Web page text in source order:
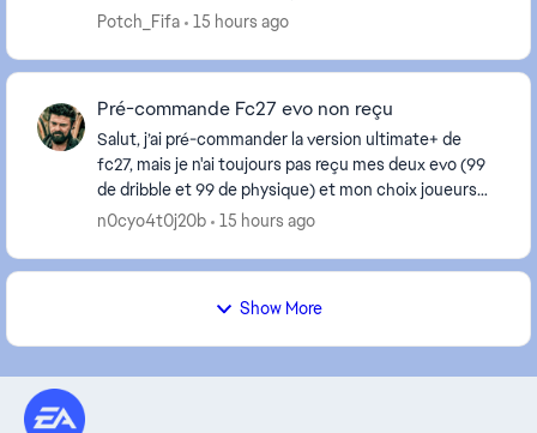
possible de me rembourser 3 Jetons Draft...
Potch_Fifa 15 hours ago
Pré-commande Fc27 evo non reçu
Salut, j’ai pré-commander la version ultimate+ de
fc27, mais je n'ai toujours pas reçu mes deux evo (99
de dribble et 99 de physique) et mon choix joueurs
icônes 93+. En espérant que je ne me fasse...
n0cyo4t0j20b 15 hours ago
Show More